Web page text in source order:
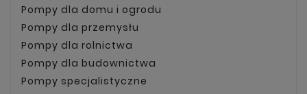
Pompy dla domu i ogrodu
Pompy dla przemysłu
Pompy dla rolnictwa
Pompy dla budownictwa
Pompy specjalistyczne